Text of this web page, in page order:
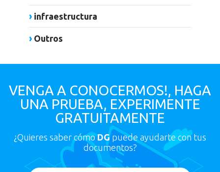
infraestructura
Outros
VENGA A CONOCERMOS!, HAGA
UNA PRUEBA, EXPERIMENTE
GRATUITAMENTE
¿Quieres saber cómoDGpuede ayudarte con tus
documentos?